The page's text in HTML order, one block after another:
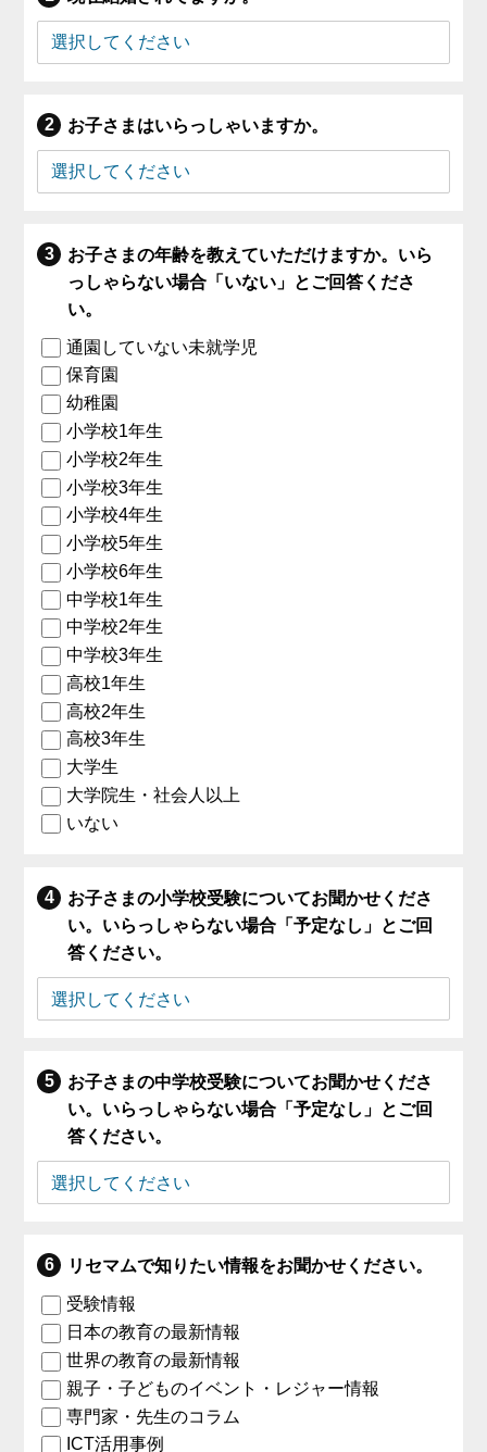
お子さまはいらっしゃいますか。
お子さまの年齢を教えていただけますか。いら
っしゃらない場合「いない」とご回答くださ
い。
通園していない未就学児
保育園
幼稚園
小学校1年生
小学校2年生
小学校3年生
小学校4年生
小学校5年生
小学校6年生
中学校1年生
中学校2年生
中学校3年生
高校1年生
高校2年生
高校3年生
大学生
大学院生・社会人以上
いない
お子さまの小学校受験についてお聞かせくださ
い。いらっしゃらない場合「予定なし」とご回
答ください。
お子さまの中学校受験についてお聞かせくださ
い。いらっしゃらない場合「予定なし」とご回
答ください。
リセマムで知りたい情報をお聞かせください。
受験情報
日本の教育の最新情報
世界の教育の最新情報
親子・子どものイベント・レジャー情報
専門家・先生のコラム
ICT活用事例